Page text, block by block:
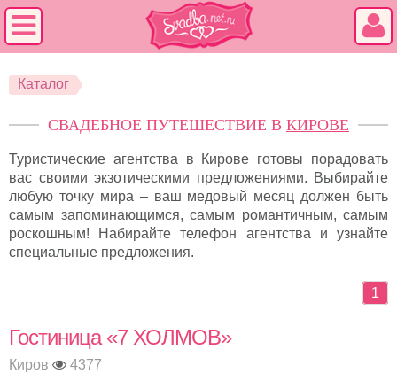
Каталог
СВАДЕБНОЕ ПУТЕШЕСТВИЕ В КИРОВЕ
Туристические агентства в Кирове готовы порадовать
вас своими экзотическими предложениями. Выбирайте
любую точку мира – ваш медовый месяц должен быть
самым запоминающимся, самым романтичным, самым
роскошным! Набирайте телефон агентства и узнайте
специальные предложения.
1
Гостиница «7 ХОЛМОВ»
Киров 4377